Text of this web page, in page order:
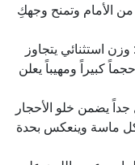
الأمام وتمنح وجهكِ
وزن استثنائي يتجاوز
كبيراً ومهيباً يعلن
يضمن خلو الأحجار
ماسة وينعكس بحدة